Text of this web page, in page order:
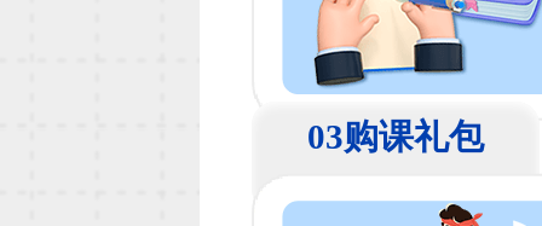
03购课礼包